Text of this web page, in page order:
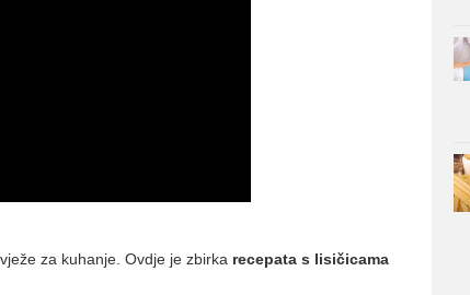
za kuhanje. Ovdje je zbirka recepata s lisičicama